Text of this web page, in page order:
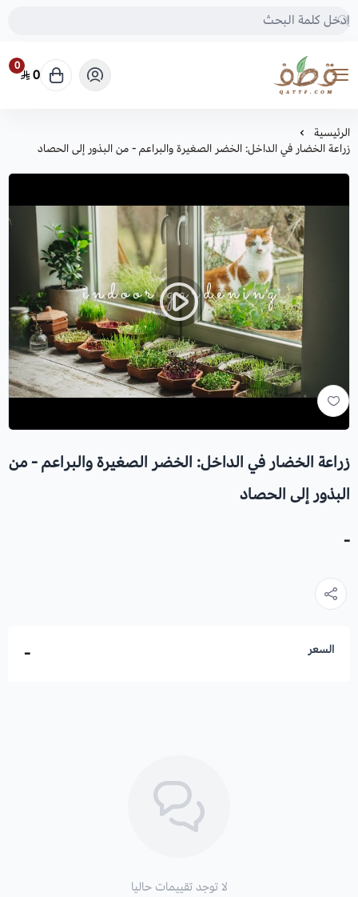
متجر قطف للبذور
0
0
الرئيسية
زراعة الخضار في الداخل: الخضر الصغيرة والبراعم - من البذور إلى الحصاد
زراعة الخضار في الداخل: الخضر الصغيرة والبراعم - من
البذور إلى الحصاد
-
السعر -
لا توجد تقييمات حاليا